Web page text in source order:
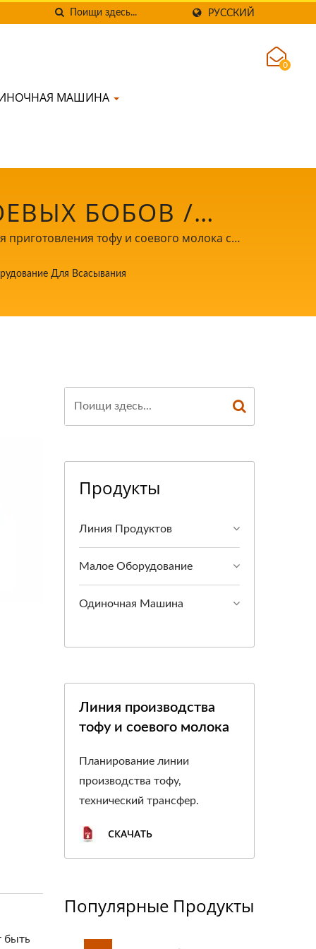
РУССКИЙ
МАШИНА
0
БОБОВ /
И СОЕВОГО
ПИЩЕВЫХ
тофу и соевого молока с
Для Всасывания
быть
Продукты
Линия Продуктов
Малое Оборудование
Одиночная Машина
Линия производства
тофу и соевого молока
Планирование линии
производства тофу,
технический трансфер.
СКАЧАТЬ
Популярные Продукты